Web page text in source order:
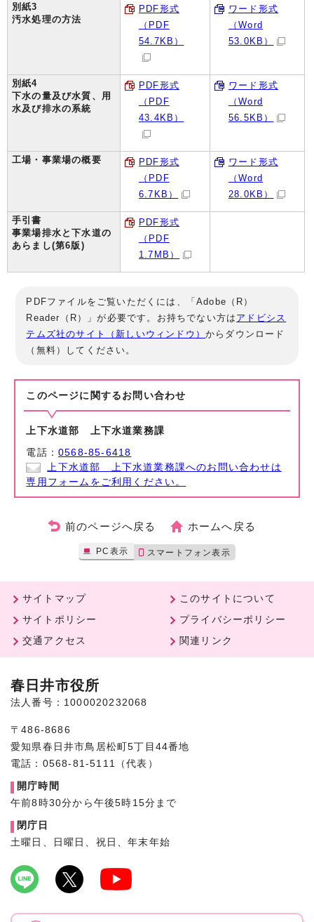
別紙3
汚水処理の方法
PDF形式
（PDF
54.7KB）
ワード形式
（Word
53.0KB）
別紙4
下水の量及び水質、用
水及び排水の系統
PDF形式
（PDF
43.4KB）
ワード形式
（Word
56.5KB）
工場・事業場の概要
PDF形式
（PDF
6.7KB）
ワード形式
（Word
28.0KB）
手引書
事業場排水と下水道の
あらまし(第6版)
PDF形式
（PDF
1.7MB）
PDFファイルをご覧いただくには、「Adobe（R）
Reader（R）」が必要です。お持ちでない方は アドビシス
テムズ社のサイト（新しいウィンドウ）からダウンロード
（無料）してください。
このページに関する お問い合わせ
上下水道部 上下水道業務課
電話：0568-85-6418
上下水道部 上下水道業務課へのお問い合わせは
専用フォームをご利用ください。
前のページへ戻る ホームへ戻る
PC表示 スマートフォン表示
サイトマップ
このサイトについて
サイトポリシー
プライバシーポリシー
交通アクセス
関連リンク
春日井市役所
法人番号：1000020232068
〒486-8686
愛知県春日井市鳥居松町5丁目44番地
電話：0568-81-5111（代表）
開庁時間
午前8時30分から午後5時15分まで
閉庁日
土曜日、日曜日、祝日、年末年始